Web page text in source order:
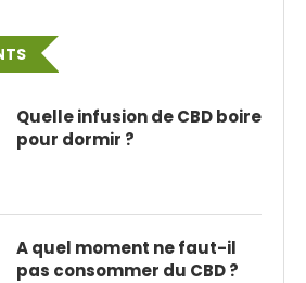
Quelle infusion de CBD boire
pour dormir ?
A quel moment ne faut-il
pas consommer du CBD ?